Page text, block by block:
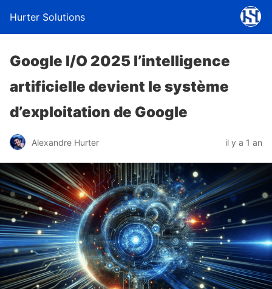
Hurter Solutions
Google I/O 2025 l’intelligence
artificielle devient le système
d’exploitation de Google
Alexandre Hurter il y a 1 an